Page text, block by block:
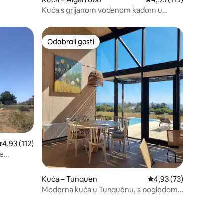
Kuća s grijanom vodenom kadom u
ocjena: 4,93/5, recenzija: 112
4,93 (112)
Odabrali gosti
Odabrali gosti
Kuća – Tunquen Prosječna ocjena:
4,93 (73)
Moderna kuća u Tunquénu, s pogledom